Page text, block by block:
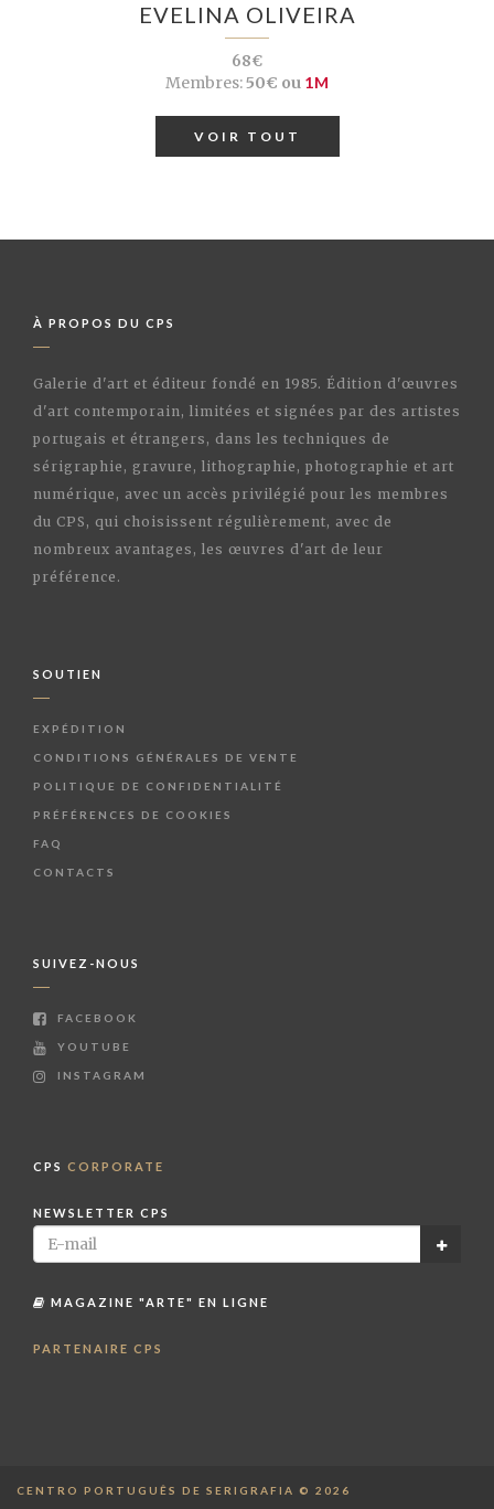
EVELINA OLIVEIRA
68€
Membres:50€ ou 1M
VOIR TOUT
À PROPOS DU CPS
Galerie d'art et éditeur fondé en 1985. Édition d'œuvres
d'art contemporain, limitées et signées par des artistes
portugais et étrangers, dans les techniques de
sérigraphie, gravure, lithographie, photographie et art
numérique, avec un accès privilégié pour les membres
du CPS, qui choisissent régulièrement, avec de
nombreux avantages, les œuvres d'art de leur
préférence.
SOUTIEN
EXPÉDITION
CONDITIONS GÉNÉRALES DE VENTE
POLITIQUE DE CONFIDENTIALITÉ
PRÉFÉRENCES DE COOKIES
FAQ
CONTACTS
SUIVEZ-NOUS
FACEBOOK
YOUTUBE
INSTAGRAM
CPS CORPORATE
NEWSLETTER CPS
MAGAZINE "ARTE" EN LIGNE
PARTENAIRE CPS
CENTRO PORTUGUÊS DE SERIGRAFIA © 2026